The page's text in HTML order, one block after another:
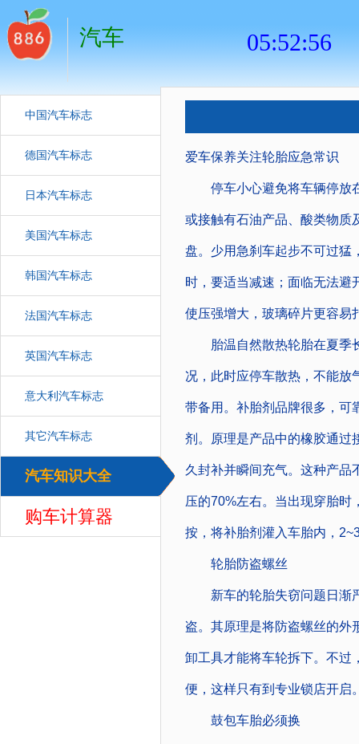
汽车
中国汽车标志
德国汽车标志
日本汽车标志
美国汽车标志
韩国汽车标志
法国汽车标志
英国汽车标志
意大利汽车标志
其它汽车标志
汽车知识大全
购车计算器
爱车保养关注轮胎应急常识
停车小心避免将车辆停放在
或接触有石油产品、酸类物质
盘。少用急刹车起步不可过猛
时，要适当减速；面临无法避
使压强增大，玻璃碎片更容易
胎温自然散热轮胎在夏季长
况，此时应停车散热，不能放
带备用。补胎剂品牌很多，可
剂。原理是产品中的橡胶通过
久封补并瞬间充气。这种产品
压的70%左右。当出现穿胎时
按，将补胎剂灌入车胎内，
轮胎防盗螺丝
新车的轮胎失窃问题日渐严
盗。其原理是将防盗螺丝的外
卸工具才能将车轮拆下。不过
便，这样只有到专业锁店开启
鼓包车胎必须换